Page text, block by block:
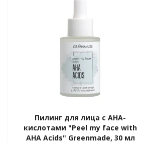
Пилинг для лица с AHA-
кислотами "Peel my face with
AHA Acids" Greenmade, 30 мл